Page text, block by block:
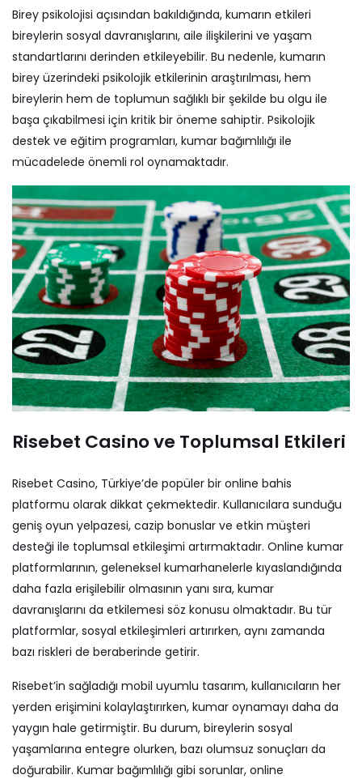
Birey psikolojisi açısından bakıldığında, kumarın etkileri
bireylerin sosyal davranışlarını, aile ilişkilerini ve yaşam
standartlarını derinden etkileyebilir. Bu nedenle, kumarın
birey üzerindeki psikolojik etkilerinin araştırılması, hem
bireylerin hem de toplumun sağlıklı bir şekilde bu olgu ile
başa çıkabilmesi için kritik bir öneme sahiptir. Psikolojik
destek ve eğitim programları, kumar bağımlılığı ile
mücadelede önemli rol oynamaktadır.
Risebet Casino ve Toplumsal Etkileri
Risebet Casino, Türkiye’de popüler bir online bahis
platformu olarak dikkat çekmektedir. Kullanıcılara sunduğu
geniş oyun yelpazesi, cazip bonuslar ve etkin müşteri
desteği ile toplumsal etkileşimi artırmaktadır. Online kumar
platformlarının, geleneksel kumarhanelerle kıyaslandığında
daha fazla erişilebilir olmasının yanı sıra, kumar
davranışlarını da etkilemesi söz konusu olmaktadır. Bu tür
platformlar, sosyal etkileşimleri artırırken, aynı zamanda
bazı riskleri de beraberinde getirir.
Risebet’in sağladığı mobil uyumlu tasarım, kullanıcıların her
yerden erişimini kolaylaştırırken, kumar oynamayı daha da
yaygın hale getirmiştir. Bu durum, bireylerin sosyal
yaşamlarına entegre olurken, bazı olumsuz sonuçları da
doğurabilir. Kumar bağımlılığı gibi sorunlar, online